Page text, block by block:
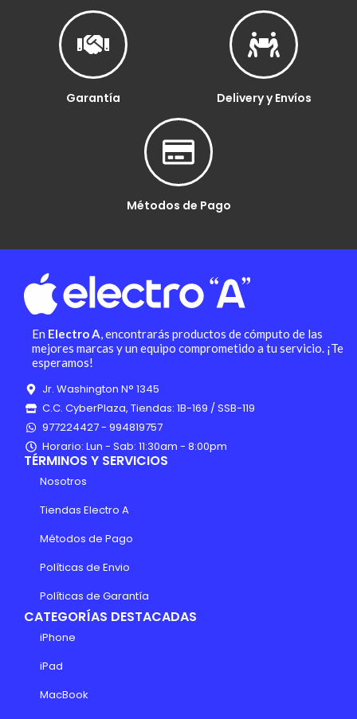
Garantía Delivery y Envíos
Métodos de Pago
En Electro A, encontrarás productos de cómputo de las
mejores marcas y un equipo comprometido a tu servicio. ¡Te
esperamos!
Jr. Washington N° 1345
C.C. CyberPlaza, Tiendas: 1B-169 / SSB-119
977224427 - 994819757
Horario: Lun - Sab: 11:30am - 8:00pm
TÉRMINOS Y SERVICIOS
Nosotros
Tiendas Electro A
Métodos de Pago
Políticas de Envio
Políticas de Garantía
CATEGORÍAS DESTACADAS
iPhone
iPad
MacBook